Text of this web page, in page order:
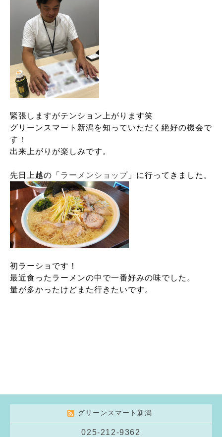
緊張しますがテンション上がります笑
グリーンスマート新潟を知っていただく絶好の機会で
す！
出来上がりが楽しみです。
先日上越の「 ラーメンショップ 」に行ってきました。
初ラーショです！
最近食ったラーメンの中で一番好みの味でした。
量が多かったけどまた行きたいです。
グリーンスマート新潟
025-212-9362